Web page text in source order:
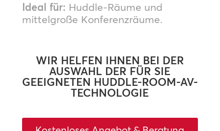
Ideal für: Huddle-Räume und
mittelgroße Konferenzräume.
WIR HELFEN IHNEN BEI DER
AUSWAHL DER FÜR SIE
GEEIGNETEN HUDDLE-ROOM-AV-
TECHNOLOGIE